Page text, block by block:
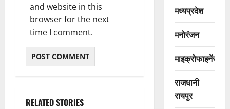
and website in this
browser for the next
time I comment.
RELATED STORIES
मध्यप्रदेश
मनोरंजन
माइक्रोफाइनेंस
राजधानी
रायपुर